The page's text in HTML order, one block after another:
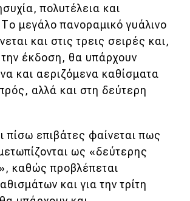
πολυτέλεια και
Το μεγάλο πανοραμικό γυάλινο
και στις τρεις σειρές και,
έκδοση, θα υπάρχουν
και αεριζόμενα καθίσματα
αλλά και στη δεύτερη
πίσω επιβάτες φαίνεται πως
ως «δεύτερης
καθώς προβλέπεται
και για την τρίτη